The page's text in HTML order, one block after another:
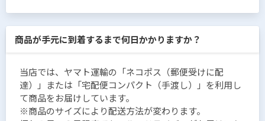
商品が手元に到着するまで何日かかりますか？
当店では、ヤマト運輸の「ネコポス（郵便受けに配
達）」または「宅配便コンパクト（手渡し）」を利用し
て商品をお届けしています。
※商品のサイズにより配送方法が変わります。